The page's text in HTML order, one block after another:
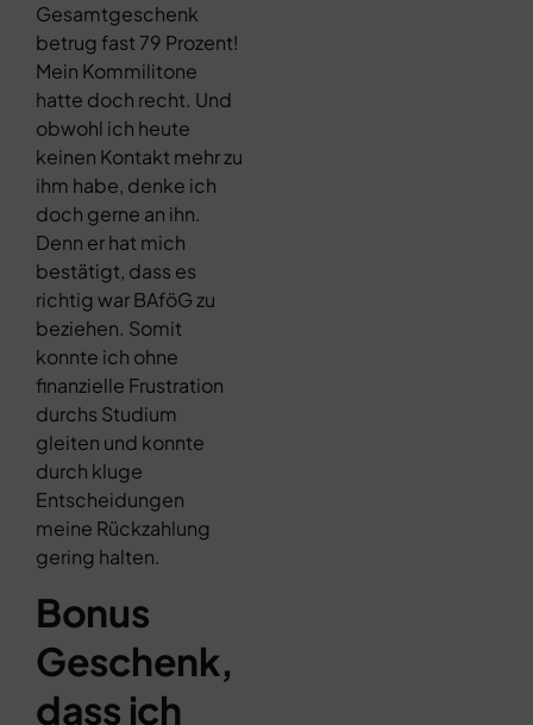
Gesamtgeschenk
betrug fast 79 Prozent!
Mein Kommilitone
hatte doch recht. Und
obwohl ich heute
keinen Kontakt mehr zu
ihm habe, denke ich
doch gerne an ihn.
Denn er hat mich
bestätigt, dass es
richtig war BAföG zu
beziehen. Somit
konnte ich ohne
finanzielle Frustration
durchs Studium
gleiten und konnte
durch kluge
Entscheidungen
meine Rückzahlung
gering halten.
Bonus
Geschenk,
dass ich